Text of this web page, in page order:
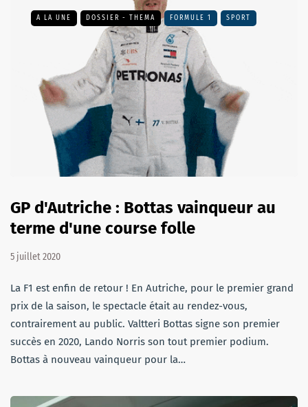
A LA UNE DOSSIER - THEMA FORMULE 1 SPORT
GP d'Autriche : Bottas vainqueur au
terme d'une course folle
5 juillet 2020
La F1 est enfin de retour ! En Autriche, pour le premier grand
prix de la saison, le spectacle était au rendez-vous,
contrairement au public. Valtteri Bottas signe son premier
succès en 2020, Lando Norris son tout premier podium.
Bottas à nouveau vainqueur pour la…